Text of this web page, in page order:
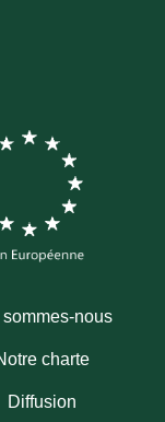
nous
charte
Diffusion